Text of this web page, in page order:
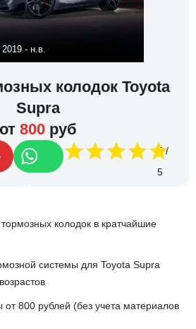
2019 - н.в.
колодок Toyota
Supra
от 800 руб
5
колодок в кратчайшие
системы для Toyota Supra
800 рублей (без учета материалов